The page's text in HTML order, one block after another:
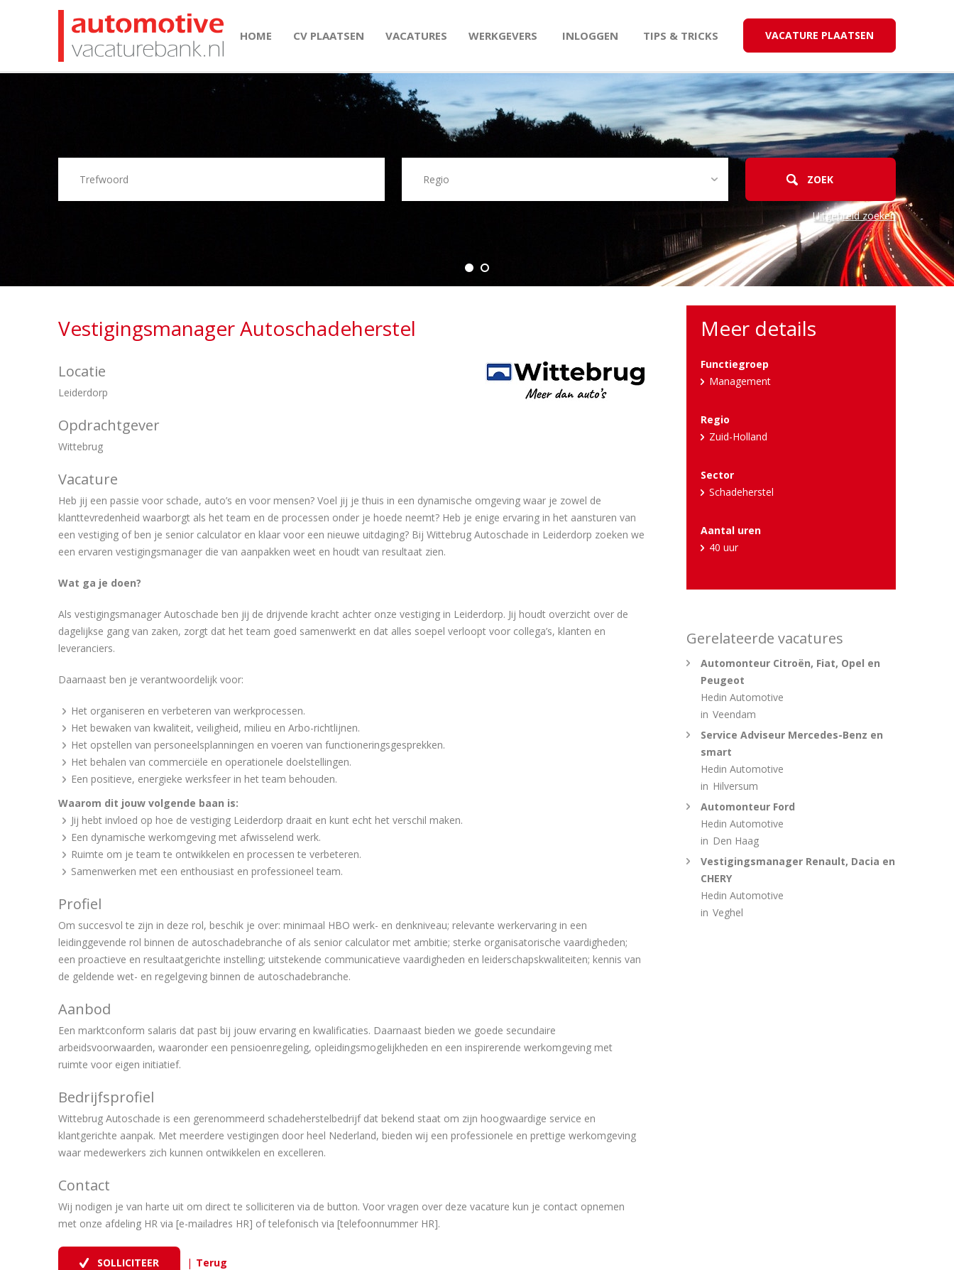
HOME CV PLAATSEN VACATURES WERKGEVERS INLOGGEN TIPS & TRICKS VACATURE PLAATSEN
Uitgebreid zoeken
Meer details
Functiegroep
Management
Regio
Zuid-Holland
Sector
Schadeherstel
Aantal uren
40 uur
Vestigingsmanager Autoschadeherstel
Locatie
Leiderdorp
Opdrachtgever
Wittebrug
Vacature
Heb jij een passie voor schade, auto’s en voor mensen? Voel jij je thuis in een dynamische omgeving waar je zowel de
klanttevredenheid waarborgt als het team en de processen onder je hoede neemt? Heb je enige ervaring in het aansturen van
een vestiging of ben je senior calculator en klaar voor een nieuwe uitdaging? Bij Wittebrug Autoschade in Leiderdorp zoeken we
een ervaren vestigingsmanager die van aanpakken weet en houdt van resultaat zien.
Wat ga je doen?
Als vestigingsmanager Autoschade ben jij de drijvende kracht achter onze vestiging in Leiderdorp. Jij houdt overzicht over de
dagelijkse gang van zaken, zorgt dat het team goed samenwerkt en dat alles soepel verloopt voor collega’s, klanten en
leveranciers.
Daarnaast ben je verantwoordelijk voor:
Het organiseren en verbeteren van werkprocessen.
Het bewaken van kwaliteit, veiligheid, milieu en Arbo-richtlijnen.
Het opstellen van personeelsplanningen en voeren van functioneringsgesprekken.
Het behalen van commerciële en operationele doelstellingen.
Een positieve, energieke werksfeer in het team behouden.
Waarom dit jouw volgende baan is:
Jij hebt invloed op hoe de vestiging Leiderdorp draait en kunt echt het verschil maken.
Een dynamische werkomgeving met afwisselend werk.
Ruimte om je team te ontwikkelen en processen te verbeteren.
Samenwerken met een enthousiast en professioneel team.
Profiel
Om succesvol te zijn in deze rol, beschik je over: minimaal HBO werk- en denkniveau; relevante werkervaring in een
leidinggevende rol binnen de autoschadebranche of als senior calculator met ambitie; sterke organisatorische vaardigheden;
een proactieve en resultaatgerichte instelling; uitstekende communicatieve vaardigheden en leiderschapskwaliteiten; kennis van
de geldende wet- en regelgeving binnen de autoschadebranche.
Aanbod
Een marktconform salaris dat past bij jouw ervaring en kwalificaties. Daarnaast bieden we goede secundaire
arbeidsvoorwaarden, waaronder een pensioenregeling, opleidingsmogelijkheden en een inspirerende werkomgeving met
ruimte voor eigen initiatief.
Bedrijfsprofiel
Wittebrug Autoschade is een gerenommeerd schadeherstelbedrijf dat bekend staat om zijn hoogwaardige service en
klantgerichte aanpak. Met meerdere vestigingen door heel Nederland, bieden wij een professionele en prettige werkomgeving
waar medewerkers zich kunnen ontwikkelen en excelleren.
Contact
Wij nodigen je van harte uit om direct te solliciteren via de button. Voor vragen over deze vacature kun je contact opnemen
met onze afdeling HR via [e-mailadres HR] of telefonisch via [telefoonnummer HR].
|
Gerelateerde vacatures
Automonteur Citroën, Fiat, Opel en
Peugeot
Hedin Automotive
in Veendam
Service Adviseur Mercedes-Benz en
smart
Hedin Automotive
in Hilversum
Automonteur Ford
Hedin Automotive
in Den Haag
Vestigingsmanager Renault, Dacia en
CHERY
Hedin Automotive
in Veghel